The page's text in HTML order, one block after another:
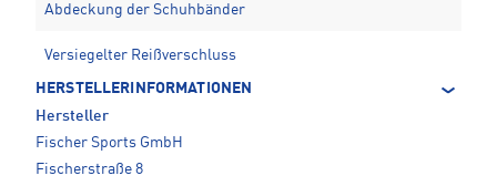
Abdeckung der Schuhbänder
Versiegelter Reißverschluss
HERSTELLERINFORMATIONEN
Hersteller
Fischer Sports GmbH
Fischerstraße 8